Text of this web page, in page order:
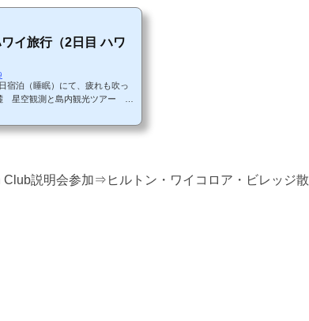
イ旅行（2日目 ハワ
宿泊（睡眠）にて、疲れも吹っ
星空観測と島内観光ツアー ハ
えからです。朝食は、ヒルト
説明会参加⇒ヒルトン・ワイコロア・ビレッジ散